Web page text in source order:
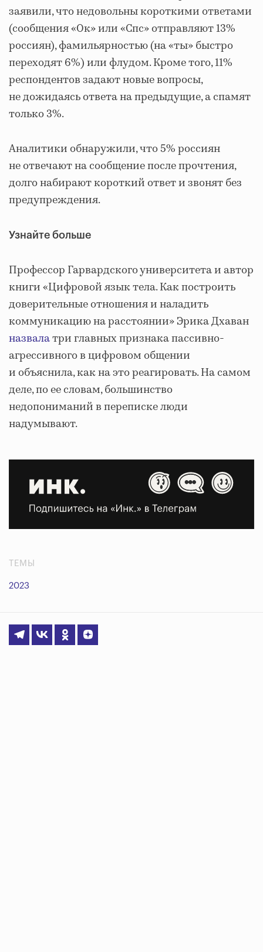
заявили, что недовольны короткими ответами
(сообщения «Ок» или «Спс» отправляют 13%
россиян), фамильярностью (на «ты» быстро
переходят 6%) или флудом. Кроме того, 11%
респондентов задают новые вопросы,
не дожидаясь ответа на предыдущие, а спамят
только 3%.
Аналитики обнаружили, что 5% россиян
не отвечают на сообщение после прочтения,
долго набирают короткий ответ и звонят без
предупреждения.
Узнайте больше
Профессор Гарвардского университета и автор
книги «Цифровой язык тела. Как построить
доверительные отношения и наладить
коммуникацию на расстоянии» Эрика Дхаван
назвалатри главных признака пассивно-
агрессивного в цифровом общении
и объяснила, как на это реагировать. На самом
деле, по ее словам, большинство
недопониманий в переписке люди
надумывают.
ТЕМЫ
2023